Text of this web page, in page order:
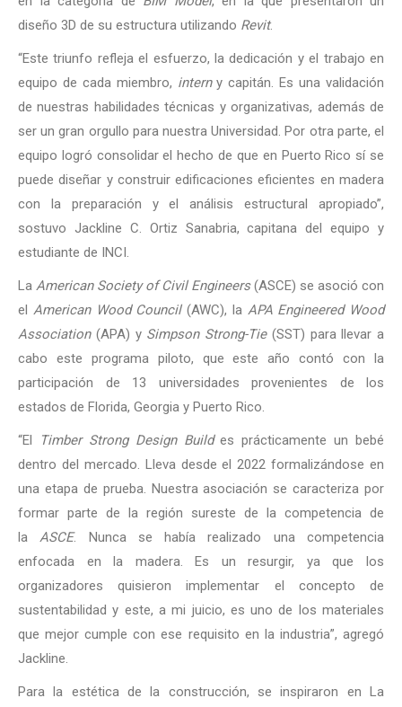
diseño 3D de su estructura utilizando Revit.
“Este triunfo refleja el esfuerzo, la dedicación y el trabajo en
equipo de cada miembro, interny capitán. Es una validación
de nuestras habilidades técnicas y organizativas, además de
ser un gran orgullo para nuestra Universidad. Por otra parte, el
equipo logró consolidar el hecho de que en Puerto Rico sí se
puede diseñar y construir edificaciones eficientes en madera
con la preparación y el análisis estructural apropiado”,
sostuvo Jackline C. Ortiz Sanabria, capitana del equipo y
estudiante de INCI.
La American Society of Civil Engineers(ASCE) se asoció con
el American Wood Council(AWC), la APA Engineered Wood
Association(APA) y Simpson Strong-Tie(SST) para llevar a
cabo este programa piloto, que este año contó con la
participación de 13 universidades provenientes de los
estados de Florida, Georgia y Puerto Rico.
“El Timber Strong Design Buildes prácticamente un bebé
dentro del mercado. Lleva desde el 2022 formalizándose en
una etapa de prueba. Nuestra asociación se caracteriza por
formar parte de la región sureste de la competencia de
laASCE. Nunca se había realizado una competencia
enfocada en la madera. Es un resurgir, ya que los
organizadores quisieron implementar el concepto de
sustentabilidad y este, a mi juicio, es uno de los materiales
que mejor cumple con ese requisito en la industria”, agregó
Jackline.
Para la estética de la construcción, se inspiraron en La